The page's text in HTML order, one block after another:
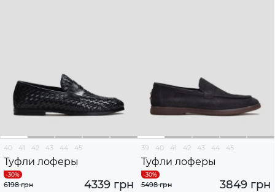
40 41 42 43 44 45
Туфли лоферы
4339 грн
6198 грн
39 40 41 42 43 44 45
Туфли лоферы
3849 грн
5498 грн